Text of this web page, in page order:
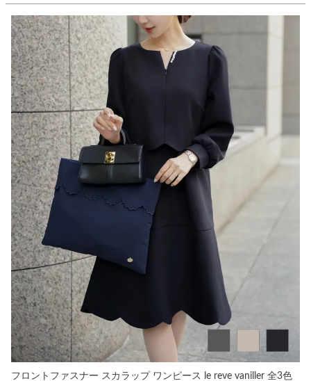
フロントファスナー スカラップ ワンピース le reve vaniller 全3色